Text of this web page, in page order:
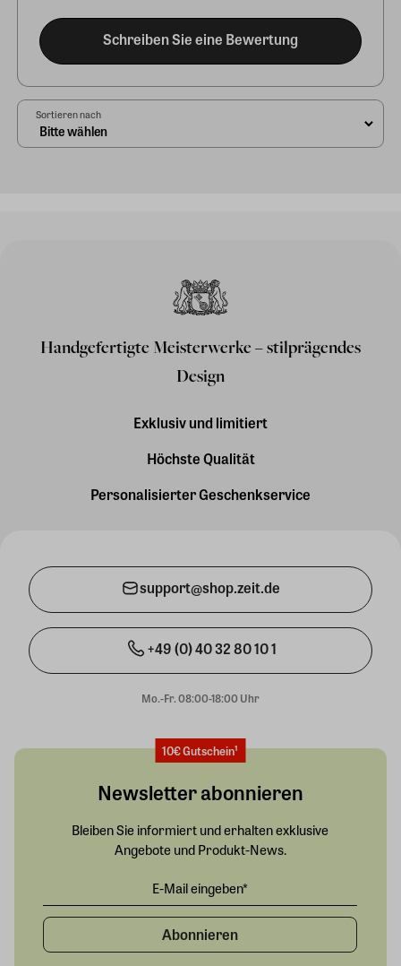
Schreiben Sie eine Bewertung
Sortieren nach
Handgefertigte Meisterwerke – stilprägendes
Design
Exklusiv und limitiert
Höchste Qualität
Personalisierter Geschenkservice
support@shop.zeit.de
+49 (0) 40 32 80 10 1
Mo.-Fr. 08:00-18:00 Uhr
10€ Gutschein¹
Newsletter abonnieren
Bleiben Sie informiert und erhalten exklusive
Angebote und Produkt-News.
Abonnieren